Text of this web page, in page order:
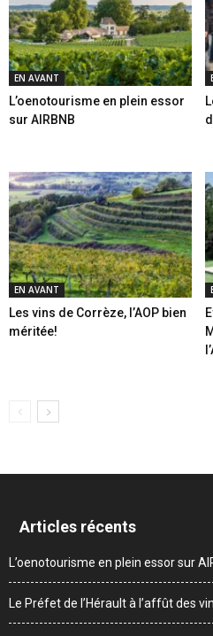
EN AVANT
L’oenotourisme en plein essor
sur AIRBNB
EN AVANT
Les vins de Corrèze, l’AOP bien
méritée!
Articles récents
L’oenotourisme en plein essor sur
Le Préfet de l’Hérault à l’affût des